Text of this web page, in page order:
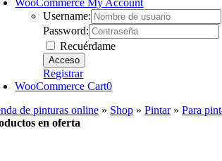
WooCommerce My Account
Username:
Password:
Recuérdame
Registrar
WooCommerce Cart0
de pinturas online » Shop »Pintar»Para
en oferta